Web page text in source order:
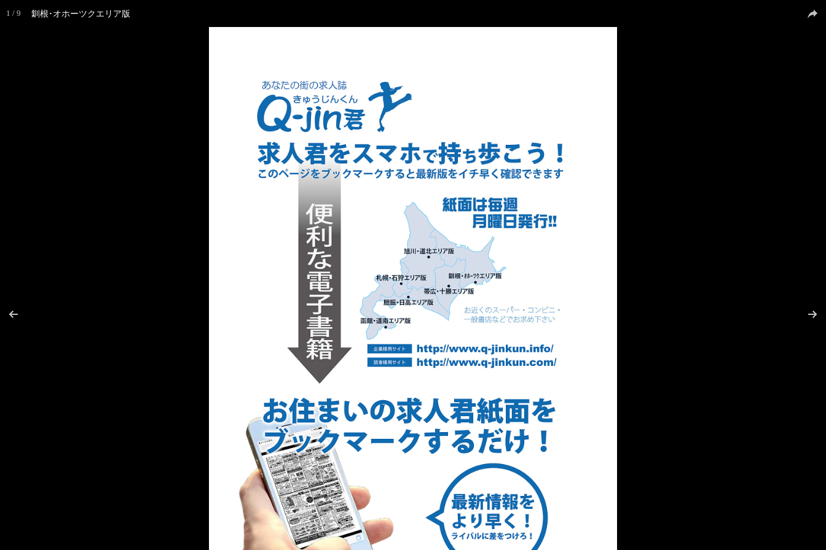
再度読み込み
釧根･オホーツクエリア版
1 / 9